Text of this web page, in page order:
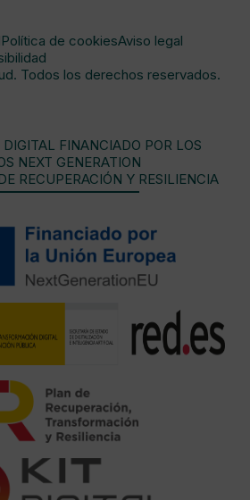
Política de cookiesAviso legal
Todos los derechos reservados.
FINANCIADO POR LOS
NEXT GENERATION
RECUPERACIÓN Y RESILIENCIA